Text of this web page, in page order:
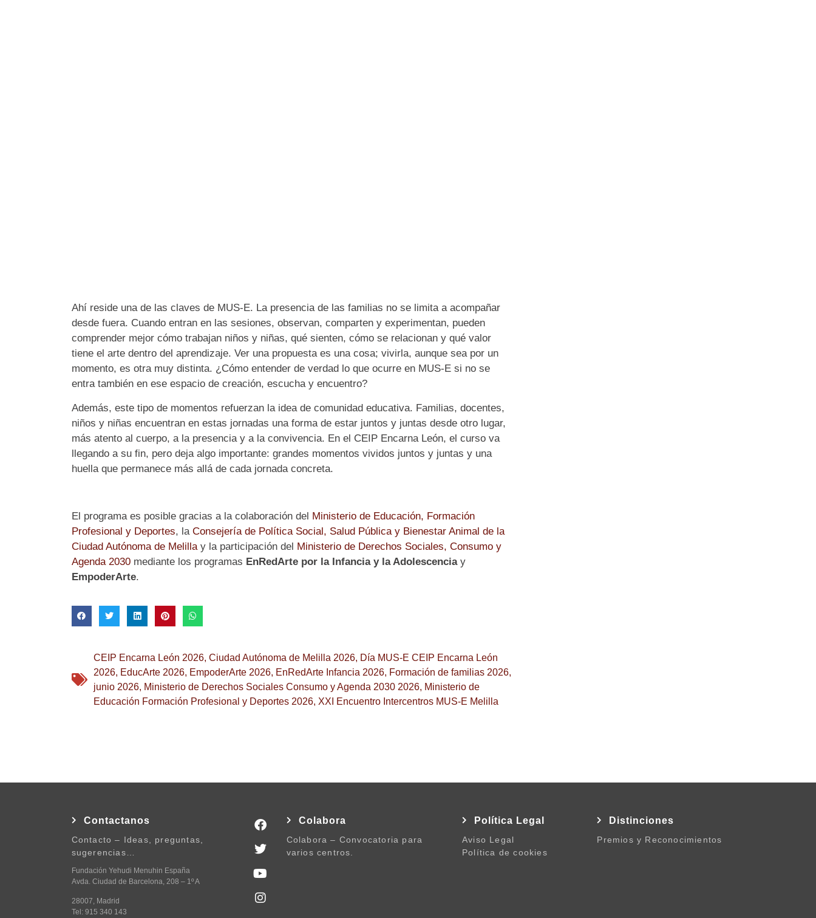
Ahí reside una de las claves de MUS-E. La presencia de las familias no se limita a acompañar
desde fuera. Cuando entran en las sesiones, observan, comparten y experimentan, pueden
comprender mejor cómo trabajan niños y niñas, qué sienten, cómo se relacionan y qué valor
tiene el arte dentro del aprendizaje. Ver una propuesta es una cosa; vivirla, aunque sea por un
momento, es otra muy distinta. ¿Cómo entender de verdad lo que ocurre en MUS-E si no se
entra también en ese espacio de creación, escucha y encuentro?
Además, este tipo de momentos refuerzan la idea de comunidad educativa. Familias, docentes,
niños y niñas encuentran en estas jornadas una forma de estar juntos y juntas desde otro lugar,
más atento al cuerpo, a la presencia y a la convivencia. En el CEIP Encarna León, el curso va
llegando a su fin, pero deja algo importante: grandes momentos vividos juntos y juntas y una
huella que permanece más allá de cada jornada concreta.
El programa es posible gracias a la colaboración del Ministerio de Educación, Formación
Profesional y Deportes, la Consejería de Política Social, Salud Pública y Bienestar Animal de la
Ciudad Autónoma de Melillay la participación del Ministerio de Derechos Sociales, Consumo y
Agenda 2030mediante los programas EnRedArte por la Infancia y la Adolescenciay
EmpoderArte.
CEIP Encarna León 2026, Ciudad Autónoma de Melilla 2026, Día MUS-E CEIP Encarna León
2026, EducArte 2026, EmpoderArte 2026, EnRedArte Infancia 2026, Formación de familias 2026,
junio 2026, Ministerio de Derechos Sociales Consumo y Agenda 2030 2026, Ministerio de
Educación Formación Profesional y Deportes 2026, XXI Encuentro Intercentros MUS-E Melilla
Contactanos
Contacto – Ideas, preguntas,
sugerencias…
Fundación Yehudi Menuhin España
Avda. Ciudad de Barcelona, 208 – 1º A
28007, Madrid
Tel: 915 340 143
Colabora
Colabora – Convocatoria para
varios centros.
Política Legal
Aviso Legal
Política de cookies
Distinciones
Premios y Reconocimientos